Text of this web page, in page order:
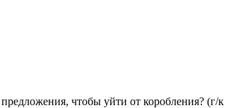
чтобы уйти от коробления? (г/